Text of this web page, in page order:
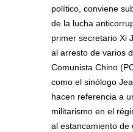
político, conviene
de la lucha
primer secretario Xi
al arresto de varios
Comunista Chino
como el sinólogo
hacen referencia a
militarismo en el
al estancamiento de